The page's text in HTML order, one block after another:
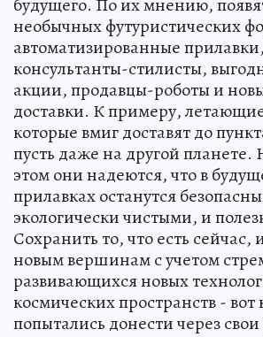
будущего. По их мнению,
необычных футуристических
автоматизированные
консультанты-стилисты,
акции, продавцы-роботы и
доставки. К примеру,
которые вмиг доставят до
пусть даже на другой планете.
этом они надеются, что в
прилавках останутся
экологически чистыми, и
Сохранить то, что есть сейчас,
новым вершинам с учетом
развивающихся новых
космических пространств -
попытались донести через